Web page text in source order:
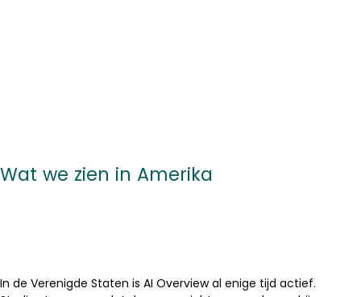
Wat we zien in Amerika
In de Verenigde Staten is AI Overview al enige tijd actief.